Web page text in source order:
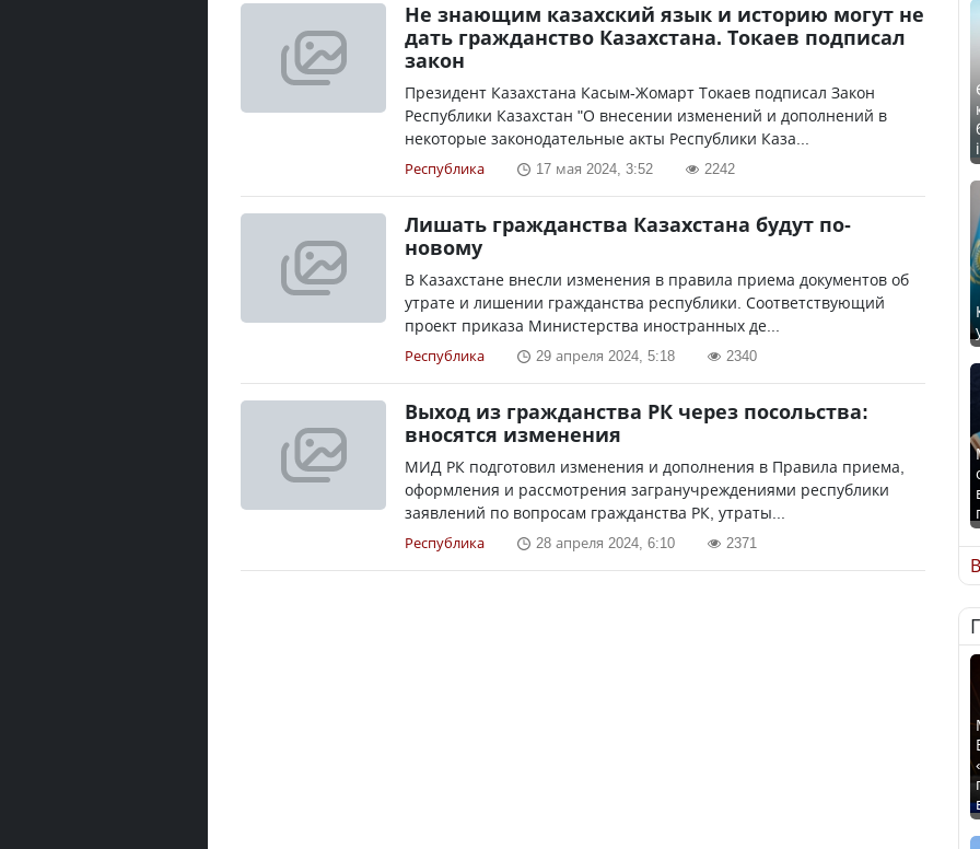
Не знающим казахский язык и историю могут не
дать гражданство Казахстана. Токаев подписал
закон
Президент Казахстана Касым-Жомарт Токаев подписал Закон
Республики Казахстан "О внесении изменений и дополнений в
некоторые законодательные акты Республики Каза...
Республика 17 мая 2024, 3:52 2242
Лишать гражданства Казахстана будут по-
новому
В Казахстане внесли изменения в правила приема документов об
утрате и лишении гражданства республики. Соответствующий
проект приказа Министерства иностранных де...
Республика 29 апреля 2024, 5:18 2340
Выход из гражданства РК через посольства:
вносятся изменения
МИД РК подготовил изменения и дополнения в Правила приема,
оформления и рассмотрения загранучреждениями республики
заявлений по вопросам гражданства РК, утраты...
Республика 28 апреля 2024, 6:10 2371